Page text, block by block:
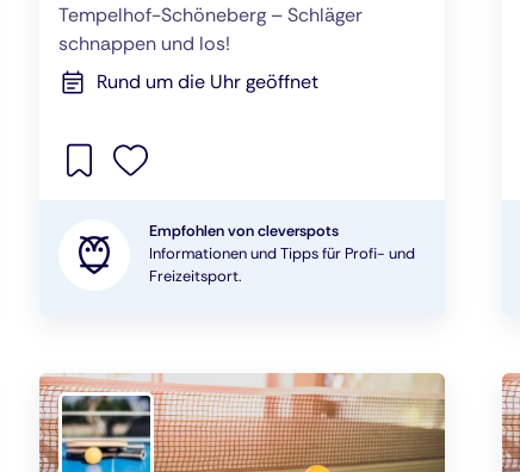
Tempelhof-Schöneberg – Schläger
schnappen und los!
Rund um die Uhr geöffnet
Empfohlen von cleverspots
Informationen und Tipps für Profi- und
Freizeitsport.